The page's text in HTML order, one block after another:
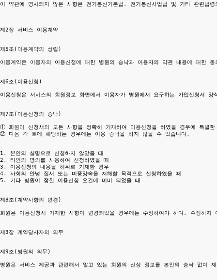
이 약관에 명시되지 않은 사항은 전기통신기본법, 전기통신사업법 및 기타 관련법
제2장 서비스 이용계약
제5조(이용계약의 성립)
이용계약은 이용자의 이용신청에 대한 병원의 승낙과 이용자의 약관 내용에 대한 동
제6조(이용신청)
이용신청은 서비스의 회원정보 화면에서 이용자가 병원에서 요구하는 가입신청서
제7조(이용신청의 승낙)
① 회원이 신청서의 모든 사항을 정확히 기재하여 이용신청을 하였을 경우에 특별
② 다음 각 호에 해당하는 경우에는 이용 승낙을 하지 않을 수 있습니다.
1. 본인의 실명으로 신청하지 않았을 때
2. 타인의 명의를 사용하여 신청하였을 때
3. 이용신청의 내용을 허위로 기재한 경우
4. 사회의 안녕 질서 또는 미풍양속을 저해할 목적으로 신청하였을 때
5. 기타 병원이 정한 이용신청 요건에 미비 되었을 때
제8조(계약사항의 변경)
회원은 이용신청시 기재한 사항이 변경되었을 경우에는 수정하여야 하며, 수정하
제3장 계약당사자의 의무
제9조(병원의 의무)
병원은 서비스 제공과 관련해서 알고 있는 회원의 신상 정보를 본인의 승낙 없이